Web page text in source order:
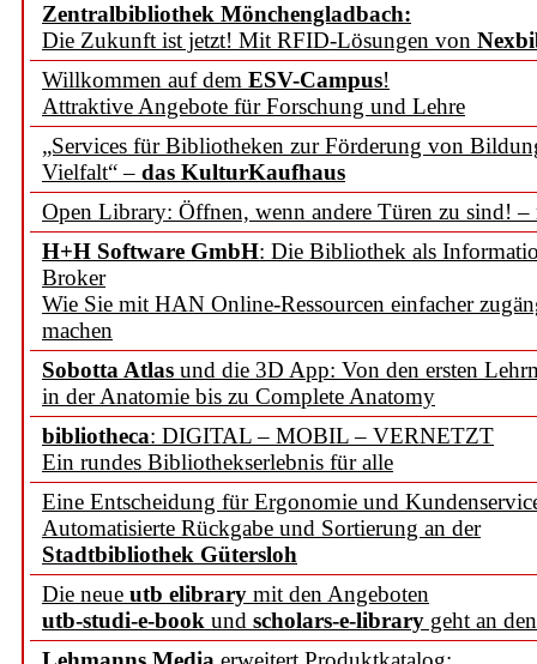
Zentralbibliothek Mönchengladbach:
Die Zukunft ist jetzt! Mit RFID-Lösungen von
Willkommen auf dem ESV-Campus!
Attraktive Angebote für Forschung und Lehre
„Services für Bibliotheken zur Förderung von
Vielfalt“ – das KulturKaufhaus
Open Library: Öffnen, wenn andere Türen zu sind! –
H+H Software GmbH: Die Bibliothek als
Broker
Wie Sie mit HAN Online-Ressourcen einfacher
machen
Sobotta Atlas und die 3D App: Von den ersten
in der Anatomie bis zu Complete Anatomy
bibliotheca: DIGITAL – MOBIL – VERNETZT
Ein rundes Bibliothekserlebnis für alle
Eine Entscheidung für Ergonomie und
Automatisierte Rückgabe und Sortierung an der
Stadtbibliothek Gütersloh
Die neue utb elibrary mit den Angeboten
utb-studi-e-book und scholars-e-library geht an